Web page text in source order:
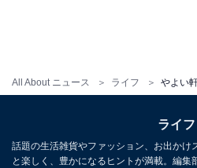
All About ニュース ライフ
ライフ
話題の生活雑貨やファッション、お出かけ
と楽しく、豊かになるヒントが満載。編集